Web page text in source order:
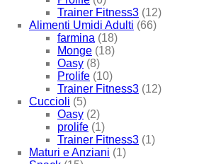
Trainer Fitness3 (12)
Alimenti Umidi Adulti (66)
farmina (18)
Monge (18)
Oasy (8)
Prolife (10)
Trainer Fitness3 (12)
Cuccioli (5)
Oasy (2)
prolife (1)
Trainer Fitness3 (1)
Maturi e Anziani (1)